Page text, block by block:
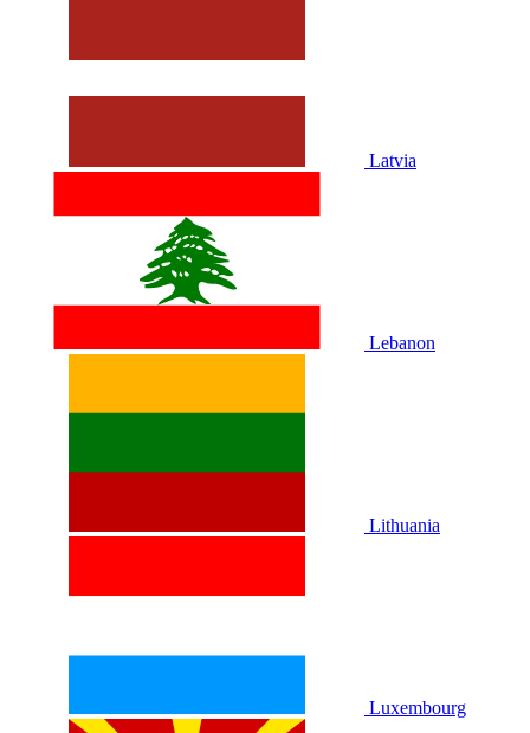
Latvia
Lebanon
Lithuania
Luxembourg